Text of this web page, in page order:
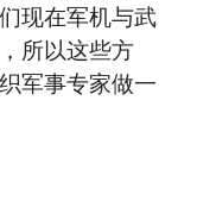
现在军机与武
所以这些方
军事专家做一